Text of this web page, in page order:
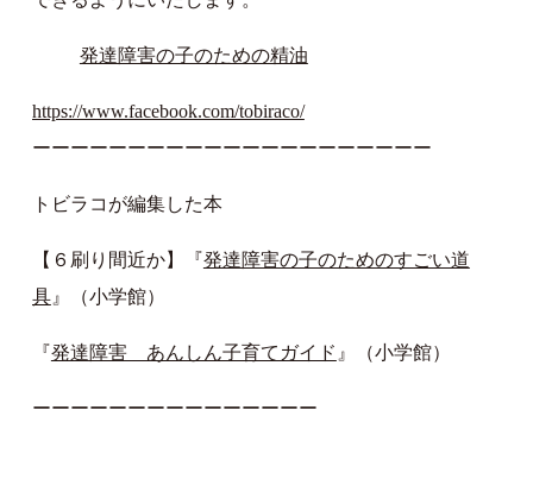
発達障害の子のための精油
https://www.facebook.com/tobiraco/
ーーーーーーーーーーーーーーーーーーーーー
トビラコが編集した本
【６刷り間近か】『発達障害の子のためのすごい道
具』（小学館）
『発達障害 あんしん子育てガイド 』（小学館）
ーーーーーーーーーーーーーーー